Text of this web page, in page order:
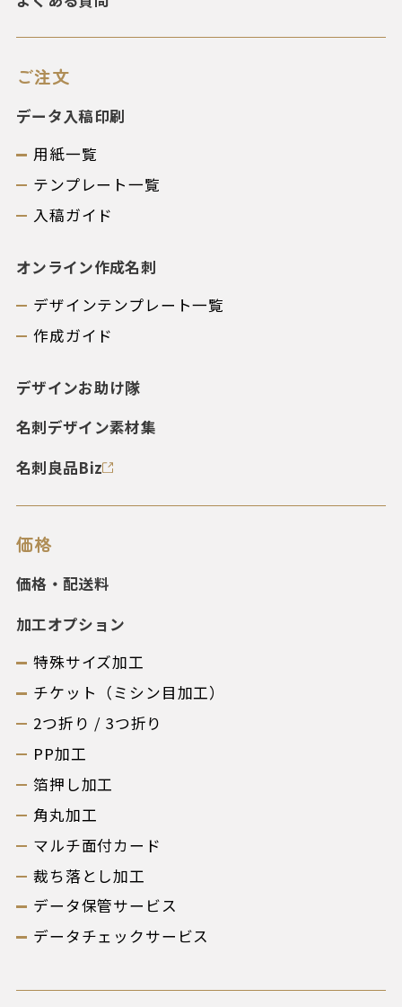
ご注文
データ入稿印刷
用紙一覧
テンプレート一覧
入稿ガイド
オンライン作成名刺
デザインテンプレート一覧
作成ガイド
デザインお助け隊
名刺デザイン素材集
名刺良品Biz
価格
価格・配送料
加工オプション
特殊サイズ加工
チケット（ミシン目加工）
2つ折り / 3つ折り
PP加工
箔押し加工
角丸加工
マルチ面付カード
裁ち落とし加工
データ保管サービス
データチェックサービス